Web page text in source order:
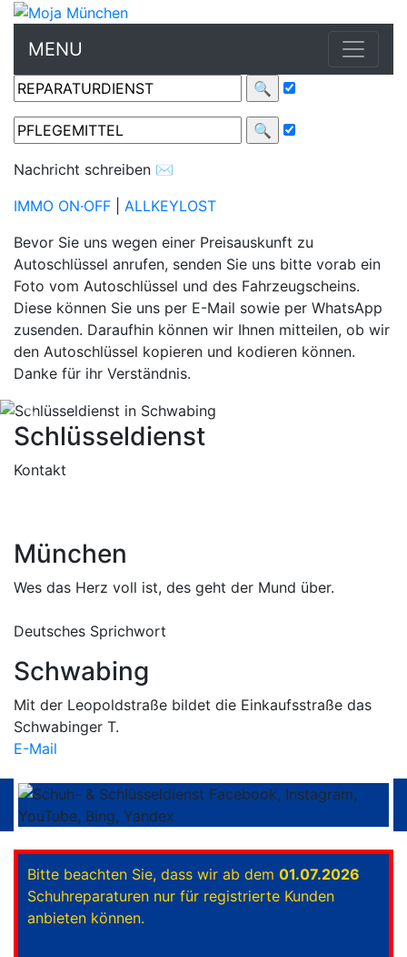
MENU
Nachricht schreiben ✉
IMMO ON·OFF
ALLKEYLOST
Bevor Sie uns wegen einer Preisauskunft zu
Autoschlüssel anrufen, senden Sie uns bitte vorab ein
Foto vom Autoschlüssel und des Fahrzeugscheins.
Diese können Sie uns per E-Mail sowie per WhatsApp
zusenden. Daraufhin können wir Ihnen mitteilen, ob wir
den Autoschlüssel kopieren und kodieren können.
Danke für ihr Verständnis.
SCHLÜSSELANFERTIGUNG & ZUBEHÖR
HAUSSCHLÜSSEL
KONTAKT
Previous
Schlüsseldienst
Kontakt
München
Wes das Herz voll ist, des geht der Mund über.
Deutsches Sprichwort
Schwabing
Mit der Leopoldstraße bildet die Einkaufsstraße das
Schwabinger T.
E-Mail
Bitte beachten Sie, dass wir ab dem 01.07.2026
Schuhreparaturen nur für registrierte Kunden
anbieten können.